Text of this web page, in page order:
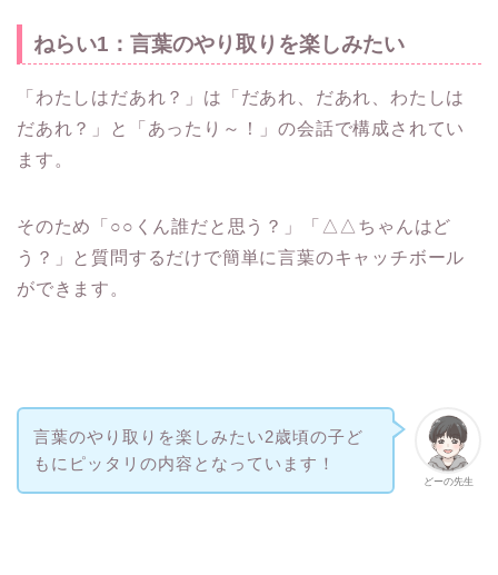
ねらい1：言葉のやり取りを楽しみたい
「わたしはだあれ？」は「だあれ、だあれ、わたしは
だあれ？」と「あったり～！」の会話で構成されてい
ます。
そのため「○○くん誰だと思う？」「△△ちゃんはど
う？」と質問するだけで簡単に言葉のキャッチボール
ができます。
どーの先生
言葉のやり取りを楽しみたい2歳頃の子ど
もにピッタリの内容となっています！